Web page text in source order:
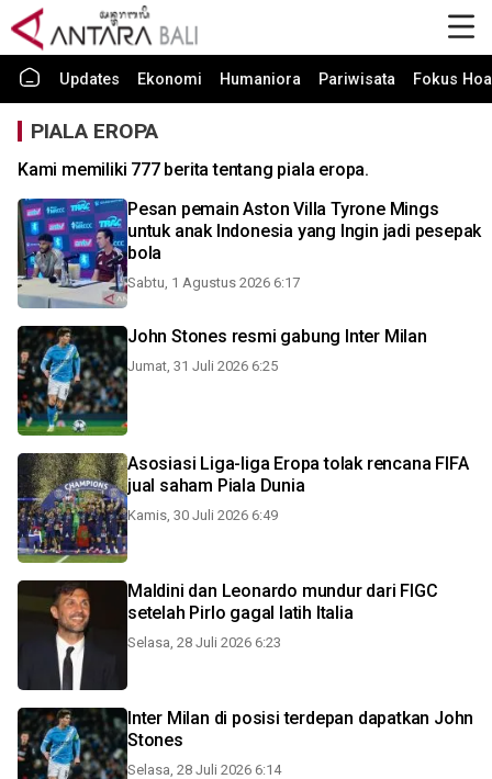
Updates Ekonomi Humaniora Pariwisata Fokus
PIALA EROPA
Kami memiliki 777 berita tentang piala eropa.
Pesan pemain Aston Villa Tyrone Mings
untuk anak Indonesia yang Ingin jadi pesepak
bola
Sabtu, 1 Agustus 2026 6:17
John Stones resmi gabung Inter Milan
Jumat, 31 Juli 2026 6:25
Asosiasi Liga-liga Eropa tolak rencana FIFA
jual saham Piala Dunia
Kamis, 30 Juli 2026 6:49
Maldini dan Leonardo mundur dari FIGC
setelah Pirlo gagal latih Italia
Selasa, 28 Juli 2026 6:23
Inter Milan di posisi terdepan dapatkan John
Stones
Selasa, 28 Juli 2026 6:14